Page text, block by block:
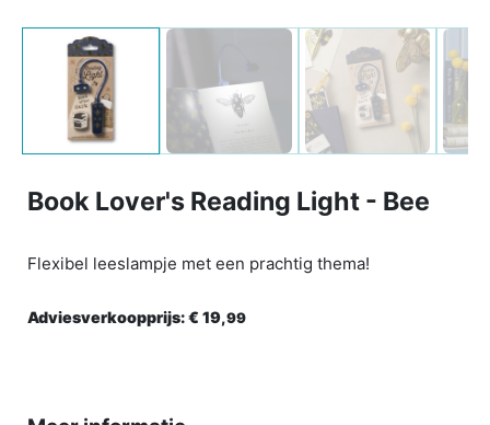
Book Lover's Reading Light - Bee
Flexibel leeslampje met een prachtig thema!
Adviesverkoopprijs:€ 19,99